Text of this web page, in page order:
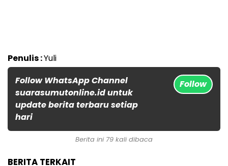
Penulis :Yuli
Follow WhatsApp Channel
suarasumutonline.id untuk
update berita terbaru setiap
hari
Follow
Berita ini 79 kali dibaca
BERITA TERKAIT